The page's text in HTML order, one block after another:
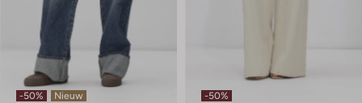
-50% Nieuw -50%